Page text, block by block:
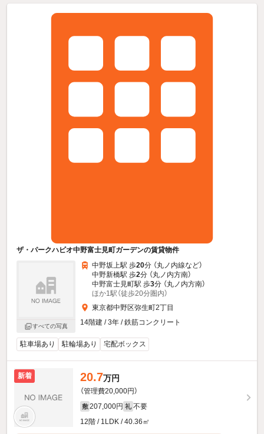
ザ・パークハビオ中野富士見町ガーデンの賃貸物件
すべての写真
中野坂上駅 歩20分 （丸ノ内線など）
中野新橋駅 歩2分 （丸ノ内方南）
中野富士見町駅 歩3分 （丸ノ内方南）
ほか1駅（徒歩20分圏内）
東京都中野区弥生町2丁目
14階建 / 3年 / 鉄筋コンクリート
駐車場あり 駐輪場あり 宅配ボックス
新着 20.7万円
（管理費20,000円）
敷 207,000円 礼 不要
12階 / 1LDK / 40.36㎡